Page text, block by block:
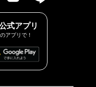
式アプリ
アプリで！